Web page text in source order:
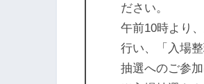
ださい。
午前10時より
行い、「入場
抽選へのご参